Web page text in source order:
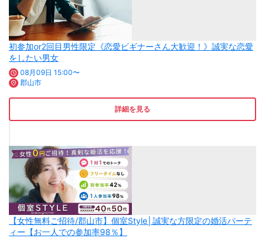
初参加or2回目男性限定《恋愛ビギナーさん大歓迎！》誠実な恋愛
をしたい男女
08月09日 15:00〜
郡山市
詳細を見る
【女性無料ご招待/郡山市】個室Style│誠実な方限定の婚活パーテ
ィー【お一人での参加率98％】